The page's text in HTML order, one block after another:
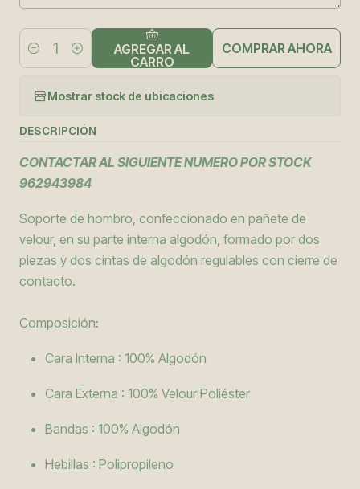
Cantidad
AGREGAR AL
CARRO
COMPRAR AHORA
Mostrar stock de ubicaciones
DESCRIPCIÓN
CONTACTAR AL SIGUIENTE NUMERO POR STOCK
962943984
Soporte de hombro, confeccionado en pañete de
velour, en su parte interna algodón, formado por dos
piezas y dos cintas de algodón regulables con cierre de
contacto.
Composición:
Cara Interna : 100% Algodón
Cara Externa : 100% Velour Poliéster
Bandas : 100% Algodón
Hebillas : Polipropileno